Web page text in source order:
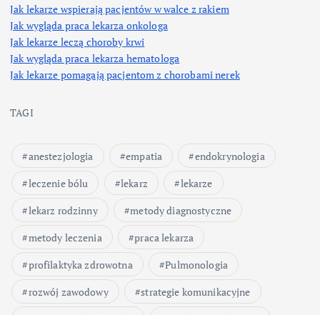
Jak lekarze wspierają pacjentów w walce z rakiem
Jak wygląda praca lekarza onkologa
Jak lekarze leczą choroby krwi
Jak wygląda praca lekarza hematologa
Jak lekarze pomagają pacjentom z chorobami nerek
TAGI
anestezjologia empatia
endokrynologia
leczenie bólu
lekarz
lekarze
lekarz rodzinny
metody diagnostyczne
metody leczenia
praca lekarza
profilaktyka zdrowotna
Pulmonologia
rozwój zawodowy
strategie komunikacyjne